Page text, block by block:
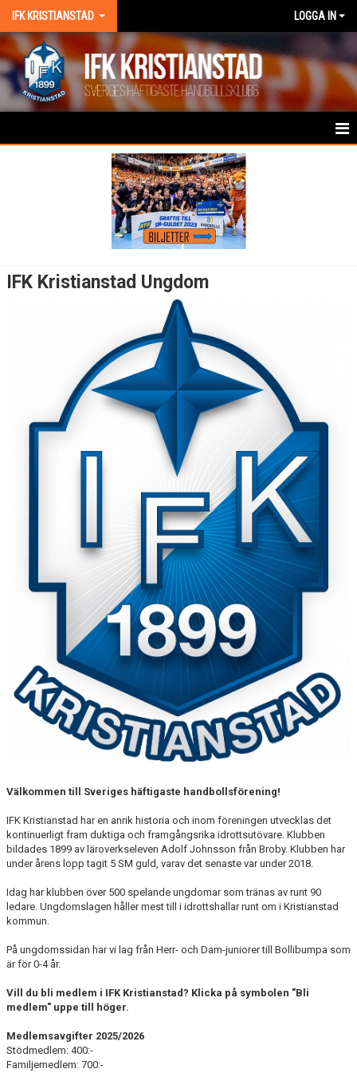
IFK KRISTIANSTAD LOGGA IN
IFK Kristianstad Ungdom
Välkommen till Sveriges häftigaste handbollsförening!
IFK Kristianstad har en anrik historia och inom föreningen utvecklas det
kontinuerligt fram duktiga och framgångsrika idrottsutövare. Klubben
bildades 1899 av läroverkseleven Adolf Johnsson från Broby. Klubben har
under årens lopp tagit 5 SM guld, varav det senaste var under 2018.
Idag har klubben över 500 spelande ungdomar som tränas av runt 90
ledare. Ungdomslagen håller mest till i idrottshallar runt om i Kristianstad
kommun.
På ungdomssidan har vi lag från Herr- och Dam-juniorer till Bollibumpa som
är för 0-4 år.
Vill du bli medlem i IFK Kristianstad? Klicka på symbolen "Bli
medlem" uppe till höger.
Medlemsavgifter 2025/2026
Stödmedlem: 400:-
Familjemedlem: 700:-